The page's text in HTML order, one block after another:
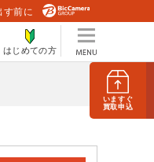
いますぐ
買取申込
す前に
はじめての方